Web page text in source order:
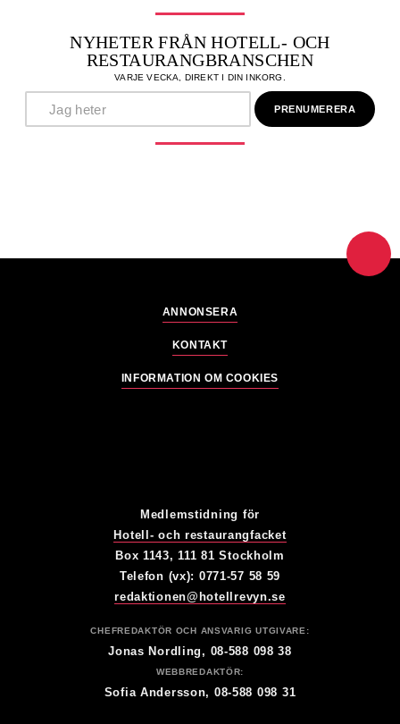
NYHETER FRÅN HOTELL- OCH
RESTAURANGBRANSCHEN
VARJE VECKA, DIREKT I DIN INKORG.
ANNONSERA
KONTAKT
INFORMATION OM COOKIES
Medlemstidning för
Hotell- och restaurangfacket
Box 1143, 111 81 Stockholm
Telefon (vx): 0771-57 58 59
redaktionen@hotellrevyn.se
CHEFREDAKTÖR OCH ANSVARIG UTGIVARE:
Jonas Nordling, 08-588 098 38
WEBBREDAKTÖR:
Sofia Andersson, 08-588 098 31